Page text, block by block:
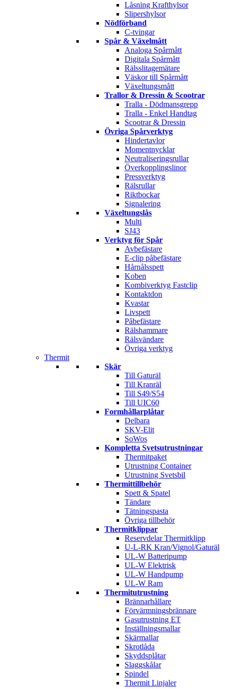
Låsning Krafthylsor
Slipershylsor
Nödförband
C-tvingar
Spår & Växelmått
Analoga Spårmått
Digitala Spårmått
Rälsslitagemätare
Väskor till Spårmått
Växeltungsmått
Trallor & Dressin & Scootrar
Tralla - Dödmansgrepp
Tralla - Enkel Handtag
Scootrar & Dressin
Övriga Spårverktyg
Hindertavlor
Momentnycklar
Neutraliseringsrullar
Överkopplingslinor
Pressverktyg
Rälsrullar
Riktbockar
Signalering
Växeltungslås
Multi
SJ43
Verktyg för Spår
Avbefästare
E-clip påbefästare
Hårnålsspett
Koben
Kombiverktyg Fastclip
Kontaktdon
Kvastar
Livspett
Påbefästare
Rälshammare
Rälsvändare
Övriga verktyg
Thermit
Skär
Till Gaturäl
Till Kranräl
Till S49/S54
Till UIC60
Formhållarplåtar
Delbara
SKV-Elit
SoWos
Kompletta Svetsutrustningar
Thermitpaket
Utrustning Container
Utrustning Svetsbil
Thermittillbehör
Spett & Spatel
Tändare
Tätningspasta
Övriga tillbehör
Thermitklippar
Reservdelar Thermitklipp
U-L-RK Kran/Vignol/Gaturäl
UL-W Batteripump
UL-W Elektrisk
UL-W Handpump
UL-W Ram
Thermitutrustning
Brännarhållare
Förvärmningsbrännare
Gasutrustning ET
Inställningsmallar
Skärmallar
Skrotlåda
Skyddsplåtar
Slaggskålar
Spindel
Thermit Linjaler